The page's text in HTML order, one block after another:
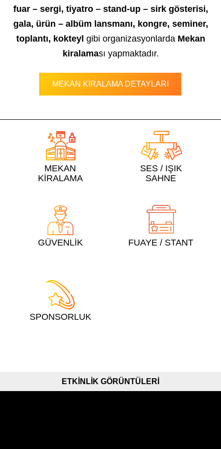
fuar – sergi, tiyatro – stand-up – sirk gösterisi,
gala, ürün – albüm lansmanı, kongre, seminer,
toplantı, kokteyl gibi organizasyonlarda Mekan
kiralaması yapmaktadır.
MEKAN KİRALAMA DETAYLARI
MEKAN
KİRALAMA
SES / IŞIK
SAHNE
GÜVENLİK FUAYE / STANT
SPONSORLUK
ETKİNLİK GÖRÜNTÜLERİ